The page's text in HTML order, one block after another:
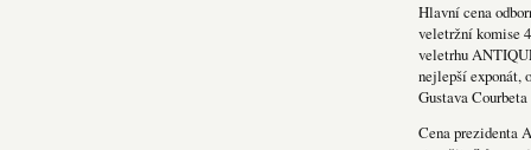
Hlavní cena
veletržní komise
veletrhu
nejlepší exponát,
Gustava
Cena prezidenta